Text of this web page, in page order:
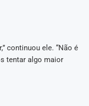
continuou ele. “Não é
tentar algo maior